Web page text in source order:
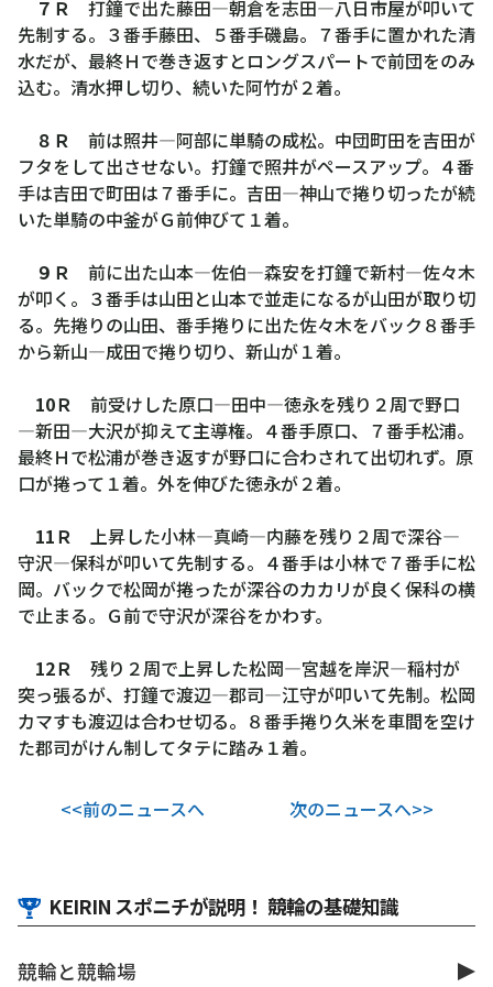
７Ｒ
打鐘で出た藤田―朝倉を志田―八日市屋が叩いて
先制する。３番手藤田、５番手磯島。７番手に置かれた清
水だが、最終Ｈで巻き返すとロングスパートで前団をのみ
込む。清水押し切り、続いた阿竹が２着。
８Ｒ
前は照井―阿部に単騎の成松。中団町田を吉田が
フタをして出させない。打鐘で照井がペースアップ。４番
手は吉田で町田は７番手に。吉田―神山で捲り切ったが続
いた単騎の中釜がＧ前伸びて１着。
９Ｒ
前に出た山本―佐伯―森安を打鐘で新村―佐々木
が叩く。３番手は山田と山本で並走になるが山田が取り切
る。先捲りの山田、番手捲りに出た佐々木をバック８番手
から新山―成田で捲り切り、新山が１着。
10Ｒ
前受けした原口―田中―徳永を残り２周で野口
―新田―大沢が抑えて主導権。４番手原口、７番手松浦。
最終Ｈで松浦が巻き返すが野口に合わされて出切れず。原
口が捲って１着。外を伸びた徳永が２着。
11Ｒ
上昇した小林―真崎―内藤を残り２周で深谷―
守沢―保科が叩いて先制する。４番手は小林で７番手に松
岡。バックで松岡が捲ったが深谷のカカリが良く保科の横
で止まる。Ｇ前で守沢が深谷をかわす。
12Ｒ
残り２周で上昇した松岡―宮越を岸沢―稲村が
突っ張るが、打鐘で渡辺―郡司―江守が叩いて先制。松岡
カマすも渡辺は合わせ切る。８番手捲り久米を車間を空け
た郡司がけん制してタテに踏み１着。
<<前のニュースへ 次のニュースへ>>
KEIRIN スポニチが説明！ 競輪の基礎知識
競輪と競輪場